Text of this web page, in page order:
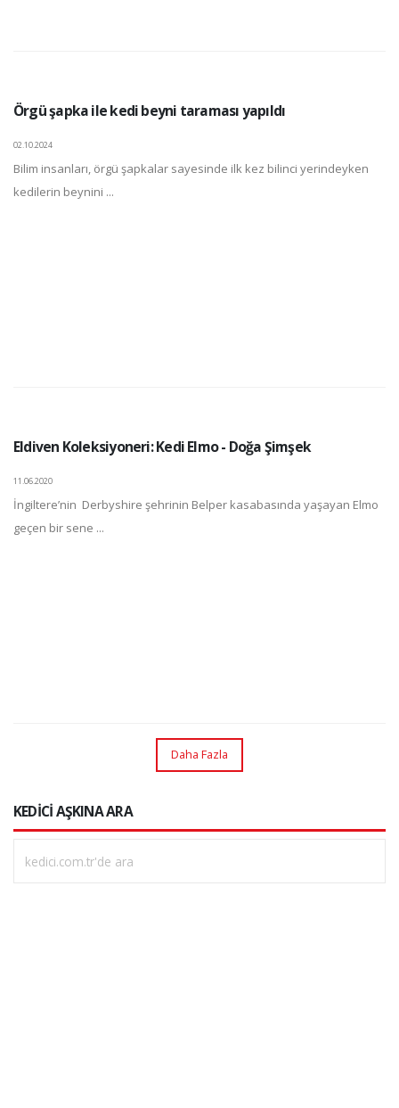
Örgü şapka ile kedi beyni taraması yapıldı
02.10.2024
Bilim insanları, örgü şapkalar sayesinde ilk kez bilinci yerindeyken
kedilerin beynini ...
Eldiven Koleksiyoneri: Kedi Elmo - Doğa Şimşek
11.06.2020
İngiltere’nin Derbyshire şehrinin Belper kasabasında yaşayan Elmo
geçen bir sene ...
Daha Fazla
KEDİCİ AŞKINA ARA